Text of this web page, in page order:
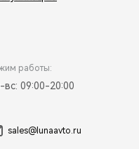
работы:
вс: 09:00-20:00
sales@lunaavto.ru